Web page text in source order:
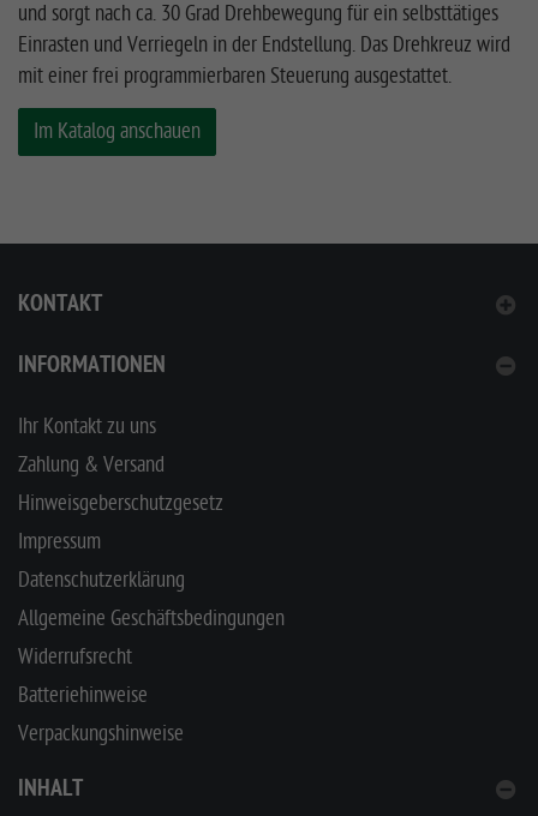
und sorgt nach ca. 30 Grad Drehbewegung für ein selbsttätiges
Einrasten und Verriegeln in der Endstellung. Das Drehkreuz wird
mit einer frei programmierbaren Steuerung ausgestattet.
Im Katalog anschauen
KONTAKT
INFORMATIONEN
Ihr Kontakt zu uns
Zahlung & Versand
Hinweisgeberschutzgesetz
Impressum
Datenschutzerklärung
Allgemeine Geschäftsbedingungen
Widerrufsrecht
Batteriehinweise
Verpackungshinweise
INHALT